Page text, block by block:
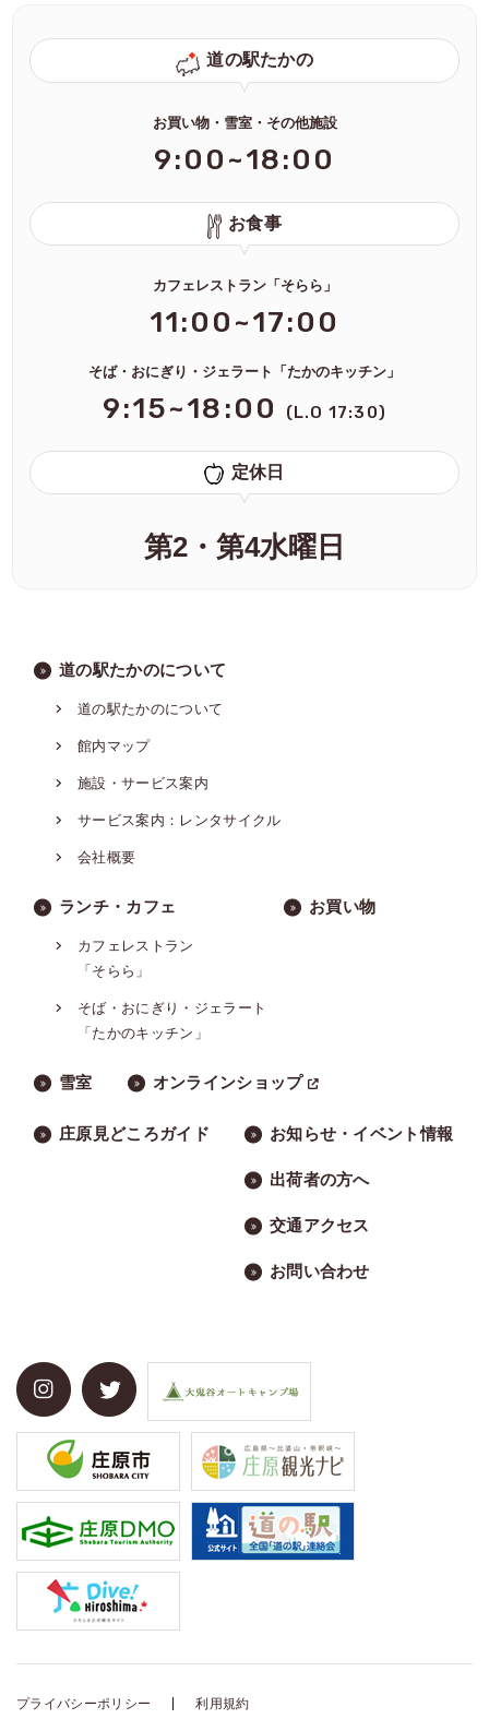
道の駅たかの
お買い物・雪室・その他施設
9:00~18:00
お食事
カフェレストラン「そらら」
11:00~17:00
そば・おにぎり・ジェラート「たかのキッチン」
9:15~18:00 (L.O 17:30)
定休日
第2・第4水曜日
道の駅たかのについて
道の駅たかのについて
館内マップ
施設・サービス案内
サービス案内：レンタサイクル
会社概要
ランチ・カフェ
カフェレストラン
「そらら」
そば・おにぎり・ジェラート
「たかのキッチン」
お買い物
雪室 オンラインショップ
庄原見どころガイド お知らせ・イベント情報
出荷者の方へ
交通アクセス
お問い合わせ
プライバシーポリシー 利用規約